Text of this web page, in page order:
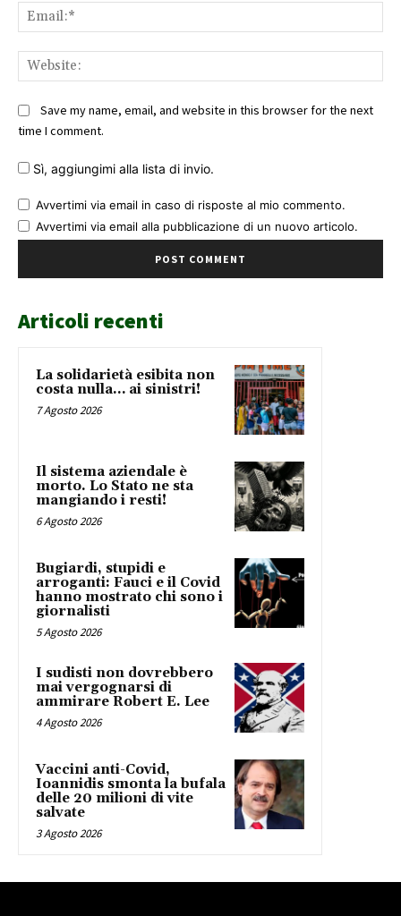
Save my name, email, and website in this browser for the next
time I comment.
Sì, aggiungimi alla lista di invio.
Avvertimi via email in caso di risposte al mio commento.
Avvertimi via email alla pubblicazione di un nuovo articolo.
Articoli recenti
La solidarietà esibita non
costa nulla… ai sinistri!
7 Agosto 2026
Il sistema aziendale è
morto. Lo Stato ne sta
mangiando i resti!
6 Agosto 2026
Bugiardi, stupidi e
arroganti: Fauci e il Covid
hanno mostrato chi sono i
giornalisti
5 Agosto 2026
I sudisti non dovrebbero
mai vergognarsi di
ammirare Robert E. Lee
4 Agosto 2026
Vaccini anti-Covid,
Ioannidis smonta la bufala
delle 20 milioni di vite
salvate
3 Agosto 2026